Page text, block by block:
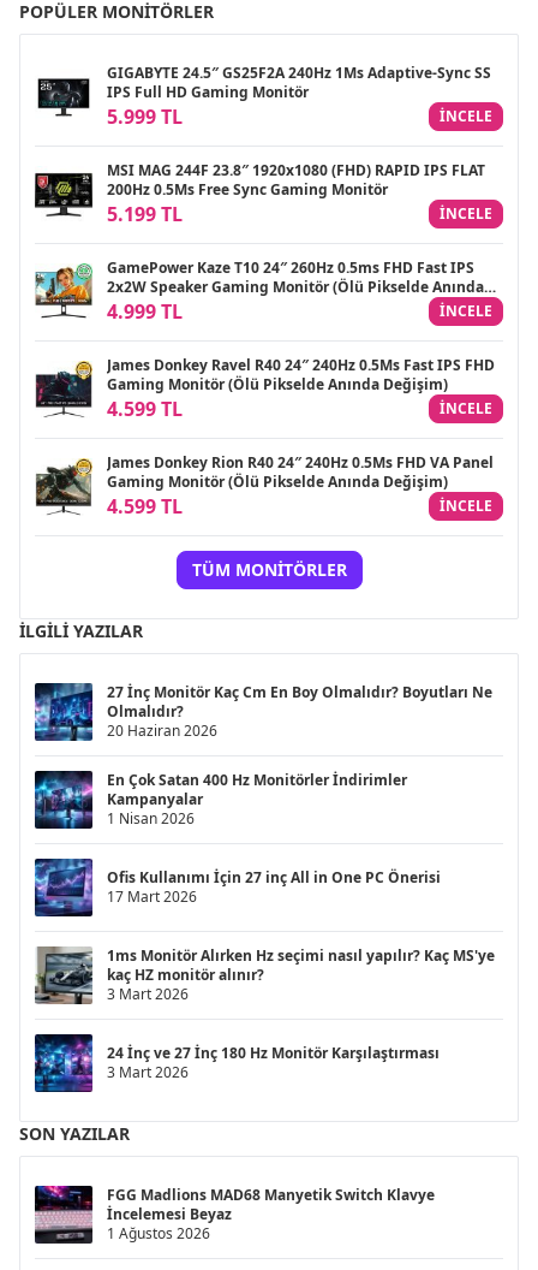
POPÜLER MONITÖRLER
GIGABYTE 24.5″ GS25F2A 240Hz 1Ms Adaptive-Sync SS
IPS Full HD Gaming Monitör
5.999 TL INCELE
MSI MAG 244F 23.8″ 1920x1080 (FHD) RAPID IPS FLAT
200Hz 0.5Ms Free Sync Gaming Monitör
5.199 TL INCELE
GamePower Kaze T10 24″ 260Hz 0.5ms FHD Fast IPS
2x2W Speaker Gaming Monitör (Ölü Pikselde Anında
Değişim)
4.999 TL INCELE
James Donkey Ravel R40 24″ 240Hz 0.5Ms Fast IPS FHD
Gaming Monitör (Ölü Pikselde Anında Değişim)
4.599 TL INCELE
James Donkey Rion R40 24″ 240Hz 0.5Ms FHD VA Panel
Gaming Monitör (Ölü Pikselde Anında Değişim)
4.599 TL INCELE
TÜM MONITÖRLER
İLGILI YAZILAR
27 İnç Monitör Kaç Cm En Boy Olmalıdır? Boyutları Ne
Olmalıdır?
20 Haziran 2026
En Çok Satan 400 Hz Monitörler İndirimler
Kampanyalar
1 Nisan 2026
Ofis Kullanımı İçin 27 inç All in One PC Önerisi
17 Mart 2026
1ms Monitör Alırken Hz seçimi nasıl yapılır? Kaç MS'ye
kaç HZ monitör alınır?
3 Mart 2026
24 İnç ve 27 İnç 180 Hz Monitör Karşılaştırması
3 Mart 2026
SON YAZILAR
FGG Madlions MAD68 Manyetik Switch Klavye
İncelemesi Beyaz
1 Ağustos 2026